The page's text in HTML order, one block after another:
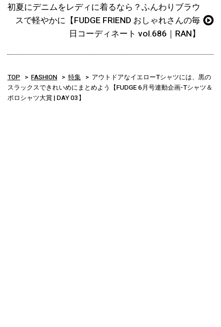
初夏にデニムをレディに着るなら？ふんわりブラウ
スで軽やかに【FUDGE FRIEND おしゃれさんの毎
日コーディネート vol.686｜RAN】
TOP FASHION 特集
アウトドアなイエローTシャツには、黒の
スラックスできれいめにまとめよう【FUDGE 6月号連動企画-Tシャツ＆
ポロシャツ大賞 | DAY 03】